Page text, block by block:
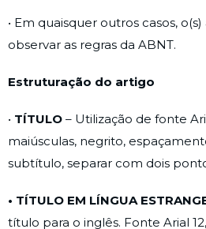
• Em quaisquer outros casos,
observar as regras da ABNT.
Estruturação do artigo
• TÍTULO – Utilização de fonte
maiúsculas, negrito,
subtítulo, separar com dois
• TÍTULO EM LÍNGUA
título para o inglês. Fonte Arial